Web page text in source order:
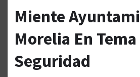
Miente
Morelia En Tema
Seguridad